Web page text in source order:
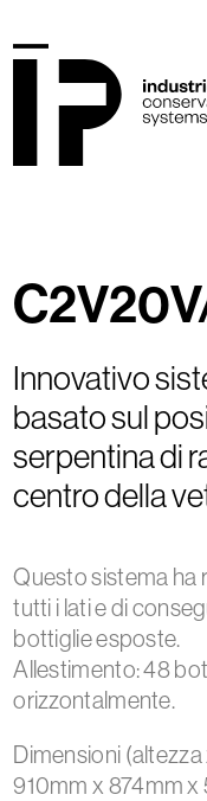
to
content
mobile
mobile
Innovativo
basato sul
serpentina di
centro della
Questo sistema ha
tutti i lati e di
bottiglie esposte.
Allestimento: 48
orizzontalmente.
Dimensioni
910mm x 874mm x